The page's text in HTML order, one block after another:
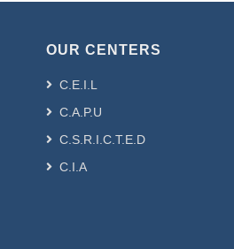
OUR CENTERS
C.E.I.L
C.A.P.U
C.S.R.I.C.T.E.D
C.I.A